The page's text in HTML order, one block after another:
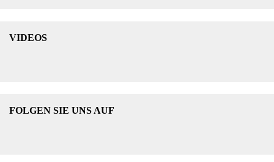
VIDEOS
FOLGEN SIE UNS AUF